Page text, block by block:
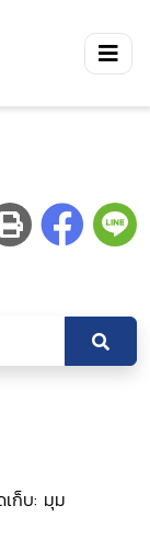
เก็บ: มุม